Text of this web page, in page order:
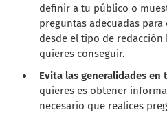
definir a tu público o
preguntas adecuadas
desde el tipo de
quieres conseguir.
Evita las generalidades en
quieres es obtener
necesario que realices